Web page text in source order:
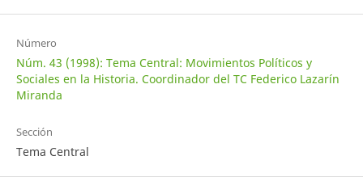
Número
Núm. 43 (1998): Tema Central: Movimientos Políticos y
Sociales en la Historia. Coordinador del TC Federico Lazarín
Miranda
Sección
Tema Central